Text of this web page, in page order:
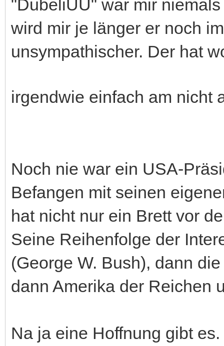
"DubeliUU" war mir
wird mir je länger er noch
unsympathischer. Der hat
irgendwie einfach am nicht
Noch nie war ein USA-
Befangen mit seinen
hat nicht nur ein Brett vor
Seine Reihenfolge der
(George W. Bush), dann
dann Amerika der Reichen
Na ja eine Hoffnung gibt